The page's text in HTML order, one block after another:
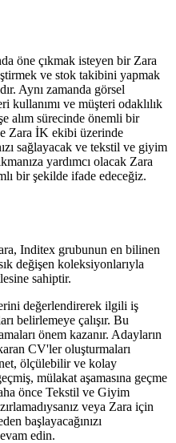
öne çıkmak isteyen bir Zara
ve stok takibini yapmak
Aynı zamanda görsel
kullanımı ve müşteri odaklılık
alım sürecinde önemli bir
Zara İK ekibi üzerinde
sağlayacak ve tekstil ve giyim
yardımcı olacak Zara
bir şekilde ifade edeceğiz.
Inditex grubunun en bilinen
değişen koleksiyonlarıyla
sahiptir.
değerlendirerek ilgili iş
belirlemeye çalışır. Bu
önem kazanır. Adayların
CV'ler oluşturmaları
ölçülebilir ve kolay
mülakat aşamasına geçme
önce Tekstil ve Giyim
veya Zara için
başlayacağınızı
edin.